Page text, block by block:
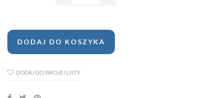
DODAJ DO KOSZYKA
DODAJ DO SWOJEJ LISTY